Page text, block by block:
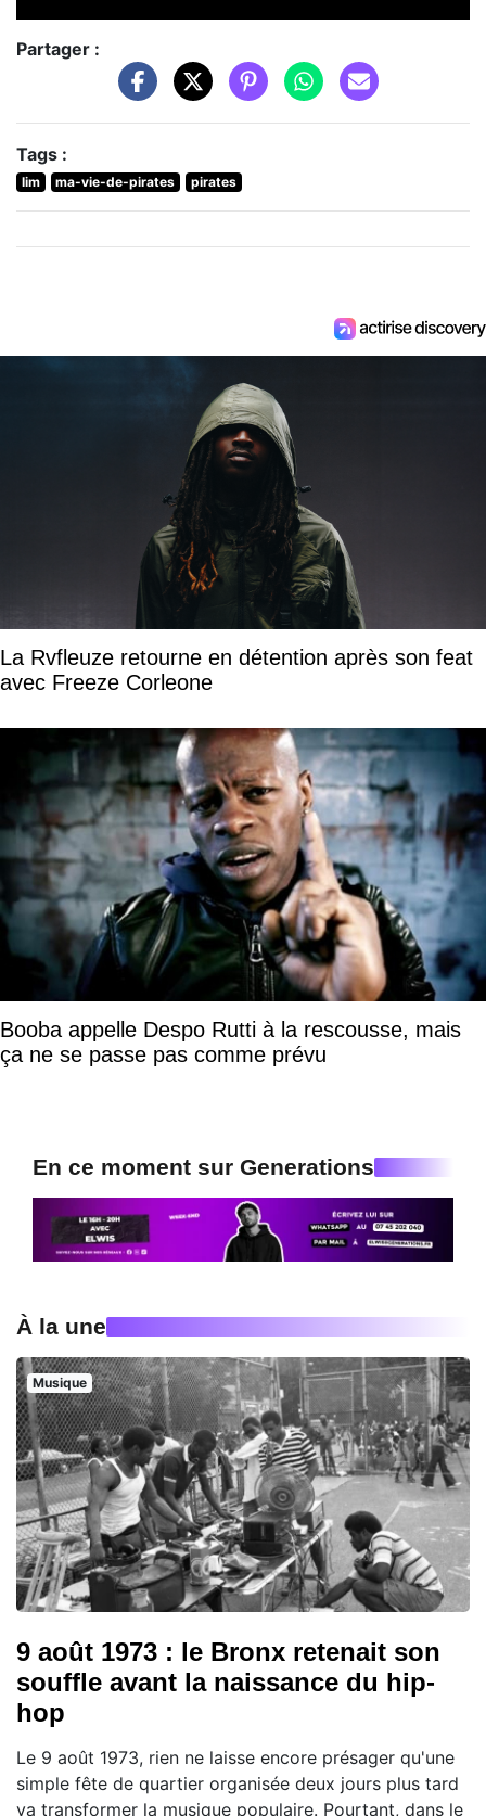
Partager :
Tags :
lim ma-vie-de-pirates pirates
La Rvfleuze retourne en détention après son feat
avec Freeze Corleone
Booba appelle Despo Rutti à la rescousse, mais
ça ne se passe pas comme prévu
En ce moment sur Generations
À la une
Musique
9 août 1973 : le Bronx retenait son
souffle avant la naissance du hip-
hop
Le 9 août 1973, rien ne laisse encore présager qu'une
simple fête de quartier organisée deux jours plus tard
va transformer la musique populaire. Pourtant, dans le